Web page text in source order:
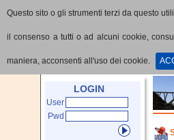
Questo sito o gli strumenti terzi da questo
il consenso a tutti o ad alcuni cookie,
maniera, acconsenti all'uso dei cookie.
LOGIN
User
Pwd